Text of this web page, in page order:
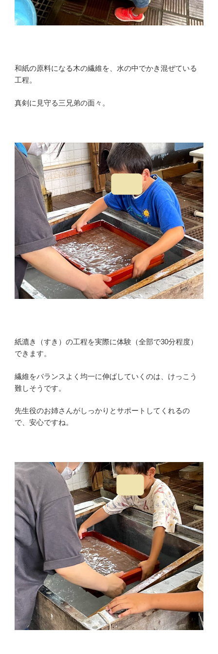
和紙の原料になる木の繊維を、水の中でかき混ぜている
工程。
真剣に見守る三兄弟の面々。
紙漉き（すき）の工程を実際に体験（全部で30分程度）
できます。
繊維をバランスよく均一に伸ばしていくのは、けっこう
難しそうです。
先生役のお姉さんがしっかりとサポートしてくれるの
で、安心ですね。